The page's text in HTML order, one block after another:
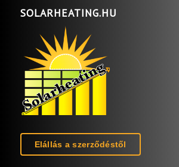
SOLARHEATING.HU
Elállás a szerződéstől